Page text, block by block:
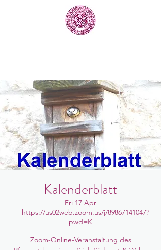
Kalenderblatt
Fri 17 Apr
  |
https://us02web.zoom.us/j/89867141047?
pwd=K
Zoom-Online-Veranstaltung des